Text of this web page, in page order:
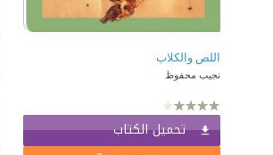
اللص والكلاب
نجيب محفوظ
تحميل الكتاب